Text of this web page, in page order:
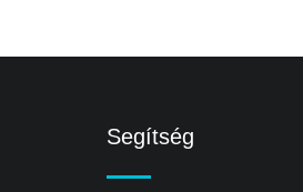
Segítség